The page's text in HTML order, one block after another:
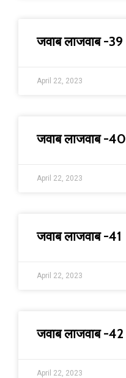
जवाब लाजवाब -39
April 22, 2023
जवाब लाजवाब -40
April 22, 2023
जवाब लाजवाब -41
April 22, 2023
जवाब लाजवाब -42
April 22, 2023